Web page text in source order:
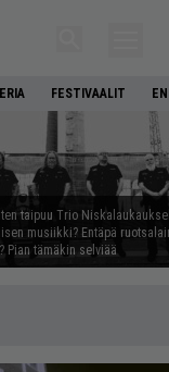
FESTIVAALIT
taipuu Trio
musiikki? Entäpä
Pian tämäkin selviää